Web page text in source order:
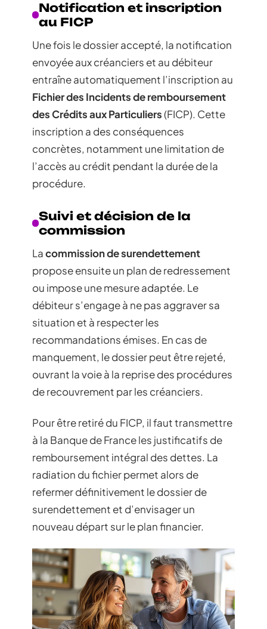
Notification et inscription
au FICP
Une fois le dossier accepté, la notification
envoyée aux créanciers et au débiteur
entraîne automatiquement l’inscription au
Fichier des Incidents de remboursement
des Crédits aux Particuliers(FICP). Cette
inscription a des conséquences
concrètes, notamment une limitation de
l’accès au crédit pendant la durée de la
procédure.
Suivi et décision de la
commission
Lacommission de surendettement
propose ensuite un plan de redressement
ou impose une mesure adaptée. Le
débiteur s’engage à ne pas aggraver sa
situation et à respecter les
recommandations émises. En cas de
manquement, le dossier peut être rejeté,
ouvrant la voie à la reprise des procédures
de recouvrement par les créanciers.
Pour être retiré du FICP, il faut transmettre
à la Banque de France les justificatifs de
remboursement intégral des dettes. La
radiation du fichier permet alors de
refermer définitivement le dossier de
surendettement et d’envisager un
nouveau départ sur le plan financier.